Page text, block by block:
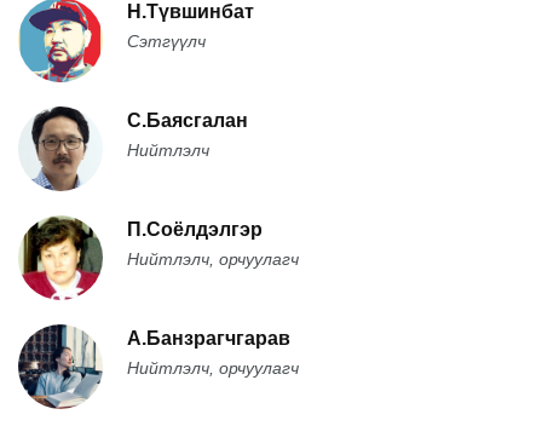
Н.Түвшинбат
Сэтгүүлч
С.Баясгалан
Нийтлэлч
П.Соёлдэлгэр
Нийтлэлч, орчуулагч
А.Банзрагчгарав
Нийтлэлч, орчуулагч